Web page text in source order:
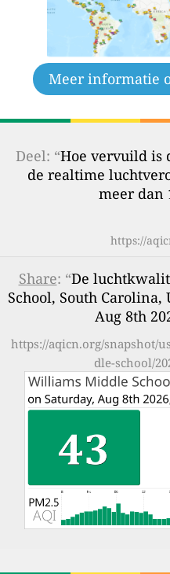
Meer informatie
Deel: “Hoe vervuild is
de realtime
meer dan
https://
Share: “De
School, South Carolina,
Aug 8th
https://aqicn.org/snapshot/
dle-school/